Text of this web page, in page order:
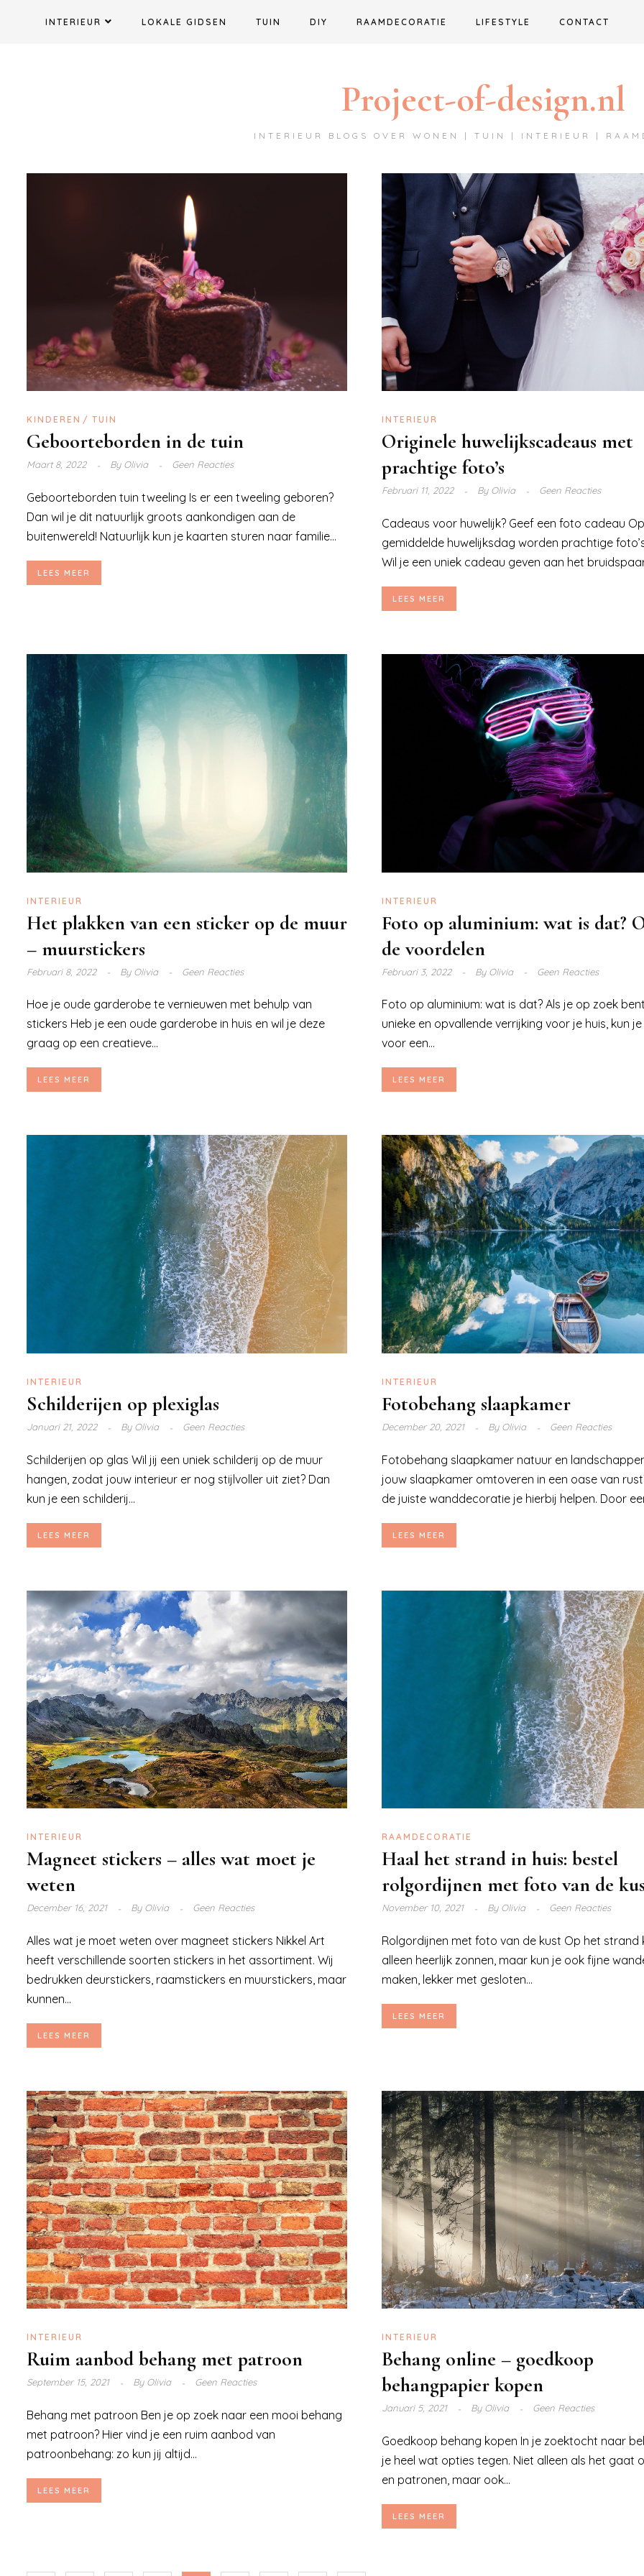
INTERIEUR LOKALE GIDSEN TUIN DIY RAAMDECORATIE LIFESTYLE CONTACT
Project-of-design.nl
INTERIEUR BLOGS OVER WONEN | TUIN | INTERIEUR |
KINDEREN TUIN
Geboorteborden in de tuin
Maart 8, 2022 ByOlivia Geen Reacties
Geboorteborden tuin tweeling Is er een tweeling geboren?
Dan wil je dit natuurlijk groots aankondigen aan de
buitenwereld! Natuurlijk kun je kaarten sturen naar familie...
LEES MEER
INTERIEUR
Originele huwelijkscadeaus met
prachtige foto’s
Februari 11, 2022 ByOlivia Geen Reacties
Cadeaus voor huwelijk? Geef een foto cadeau
gemiddelde huwelijksdag worden prachtige
Wil je een uniek cadeau geven aan het
LEES MEER
INTERIEUR
Het plakken van een sticker op de muur
– muurstickers
Februari 8, 2022 ByOlivia Geen Reacties
Hoe je oude garderobe te vernieuwen met behulp van
stickers Heb je een oude garderobe in huis en wil je deze
graag op een creatieve...
LEES MEER
INTERIEUR
Foto op aluminium: wat is dat?
de voordelen
Februari 3, 2022 ByOlivia Geen Reacties
Foto op aluminium: wat is dat? Als je op zoek
unieke en opvallende verrijking voor je huis, kun
voor een...
LEES MEER
INTERIEUR
Schilderijen op plexiglas
Januari 21, 2022 ByOlivia Geen Reacties
Schilderijen op glas Wil jij een uniek schilderij op de muur
hangen, zodat jouw interieur er nog stijlvoller uit ziet? Dan
kun je een schilderij...
LEES MEER
INTERIEUR
Fotobehang slaapkamer
December 20, 2021 ByOlivia Geen Reacties
Fotobehang slaapkamer natuur en
jouw slaapkamer omtoveren in een oase van
de juiste wanddecoratie je hierbij helpen. Door
LEES MEER
INTERIEUR
Magneet stickers – alles wat moet je
weten
December 16, 2021 ByOlivia Geen Reacties
Alles wat je moet weten over magneet stickers Nikkel Art
heeft verschillende soorten stickers in het assortiment. Wij
bedrukken deurstickers, raamstickers en muurstickers, maar
kunnen...
LEES MEER
RAAMDECORATIE
Haal het strand in huis: bestel
rolgordijnen met foto van de
November 10, 2021 ByOlivia Geen Reacties
Rolgordijnen met foto van de kust Op het strand
alleen heerlijk zonnen, maar kun je ook fijne
maken, lekker met gesloten...
LEES MEER
INTERIEUR
Ruim aanbod behang met patroon
September 15, 2021 ByOlivia Geen Reacties
Behang met patroon Ben je op zoek naar een mooi behang
met patroon? Hier vind je een ruim aanbod van
patroonbehang: zo kun jij altijd...
LEES MEER
INTERIEUR
Behang online – goedkoop
behangpapier kopen
Januari 5, 2021 ByOlivia Geen Reacties
Goedkoop behang kopen In je zoektocht naar
je heel wat opties tegen. Niet alleen als het gaat
en patronen, maar ook...
LEES MEER